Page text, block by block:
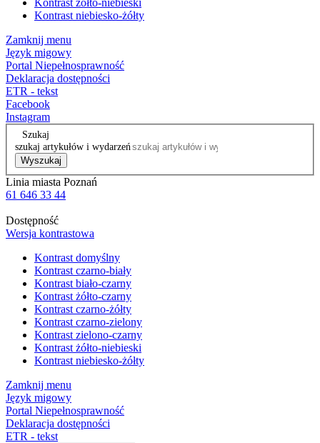
Kontrast niebiesko-żółty
Zamknij menu
Język migowy
Portal Niepełnosprawność
Deklaracja dostępności
ETR - tekst
Facebook
Instagram
Szukaj
szukaj artykułów i wydarzeń
Wyszukaj
Linia miasta Poznań
61 646 33 44
Dostępność
Wersja kontrastowa
Kontrast domyślny
Kontrast czarno-biały
Kontrast biało-czarny
Kontrast żółto-czarny
Kontrast czarno-żółty
Kontrast czarno-zielony
Kontrast zielono-czarny
Kontrast żółto-niebieski
Kontrast niebiesko-żółty
Zamknij menu
Język migowy
Portal Niepełnosprawność
Deklaracja dostępności
ETR - tekst